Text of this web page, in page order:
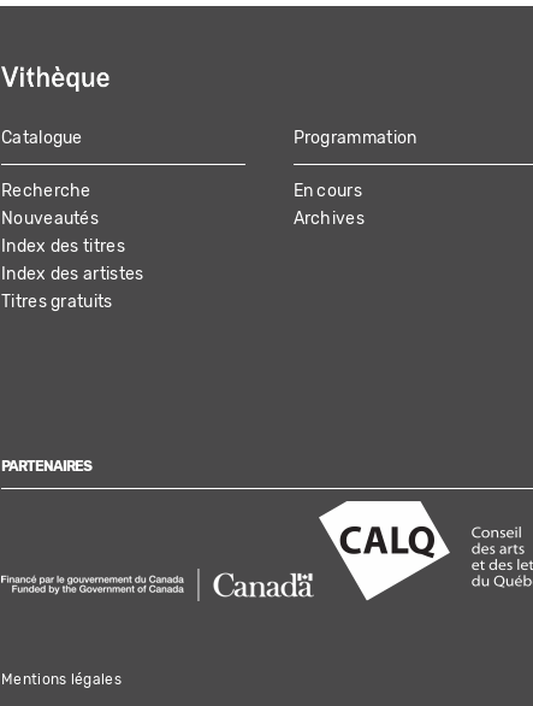
MAIN
NAVIGATION
Catalogue
Recherche
Nouveautés
Index des titres
Index des artistes
Titres gratuits
Programmation
En cours
Archives
PARTENAIRES
Mentions légales